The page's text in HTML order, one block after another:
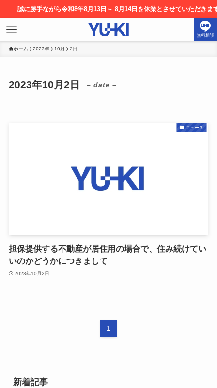
手ながら令和8年8月13日～ 8月14日を休業とさせていただきます。お申
無料相談
ホーム 2023年 10月 2日
2023年10月2日 – date –
ニュース
担保提供する不動産が居住用の場合で、住み続けてい
いのかどうかにつきまして
2023年10月2日
1
新着記事